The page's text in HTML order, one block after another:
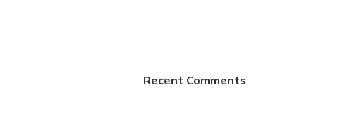
Recent Comments